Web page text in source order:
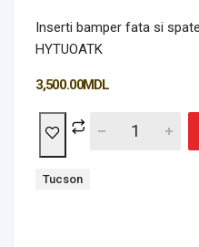
Inserti bamper fata si
HYTUOATK
3,500.00MDL
Tag:
Tucson